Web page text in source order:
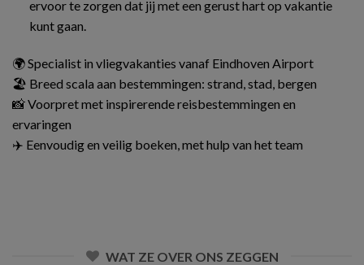
ervoor te zorgen dat jij met een gerust hart op vakantie
kunt gaan.
🌍 Specialist in vliegvakanties vanaf Eindhoven Airport
🏖️ Breed scala aan bestemmingen: strand, stad, bergen
📸 Voorpret met inspirerende reisbestemmingen en
ervaringen
✈️ Eenvoudig en veilig boeken, met hulp van het team
WAT ZE OVER ONS ZEGGEN